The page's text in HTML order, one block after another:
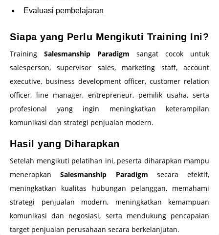
Evaluasi pembelajaran
Siapa yang Perlu Mengikuti Training Ini?
Training Salesmanship Paradigm sangat cocok untuk
salesperson, supervisor sales, marketing staff, account
executive, business development officer, customer relation
officer, line manager, entrepreneur, pemilik usaha, serta
profesional yang ingin meningkatkan keterampilan
komunikasi dan strategi penjualan modern.
Hasil yang Diharapkan
Setelah mengikuti pelatihan ini, peserta diharapkan mampu
menerapkanSalesmanship Paradigm secara efektif,
meningkatkan kualitas hubungan pelanggan, memahami
strategi penjualan modern, meningkatkan kemampuan
komunikasi dan negosiasi, serta mendukung pencapaian
target penjualan perusahaan secara berkelanjutan.